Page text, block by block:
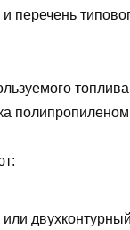
перечень